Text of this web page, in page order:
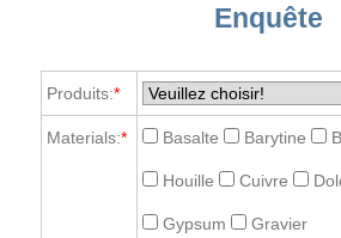
Enquête
Produits:*
Materials:* Basalte Barytine
Houille Cuivre
Gypsum Gravier